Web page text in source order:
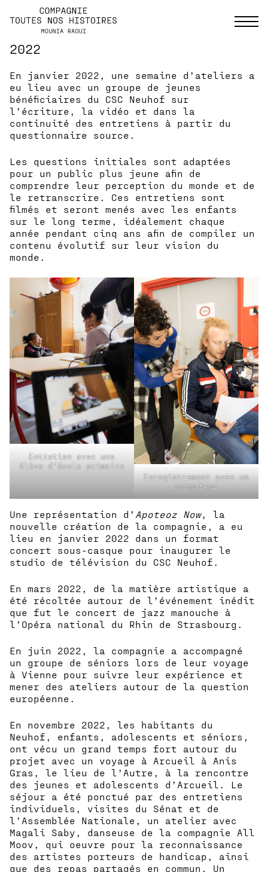
Aller
au
contenu
COMPAGNIE TOUTES NOS HISTOIRES
LA COMPAGNIE TOUTES NOS HISTOIRES
ÉCRITURE CONTEMPORAINE, MUSIQUE ET
THÉÂTRE. ELLE MÈNE UN VOLET D'ACTIONS
CULTURELLES DESTINÉ À L'ÉCHELLE
NATIONALE : UN CHANTIER ARTISTIQUE DE
RÉCONCILIATION NATIONALE ETC
2022
En janvier 2022, une semaine d’ateliers a
eu lieu avec un groupe de jeunes
bénéficiaires du CSC Neuhof sur
l’écriture, la vidéo et dans la
continuité des entretiens à partir du
questionnaire source.
Les questions initiales sont adaptées
pour un public plus jeune afin de
comprendre leur perception du monde et de
le retranscrire. Ces entretiens sont
filmés et seront menés avec les enfants
sur le long terme, idéalement chaque
année pendant cinq ans afin de compiler un
contenu évolutif sur leur vision du
monde.
Entretien avec une
élève d’école primaire
Enregistrement avec un
animateur
Une représentation d’ Apoteoz Now, la
nouvelle création de la compagnie, a eu
lieu en janvier 2022 dans un format
concert sous-casque pour inaugurer le
studio de télévision du CSC Neuhof.
En mars 2022, de la matière artistique a
été récoltée autour de l’événement inédit
que fut le concert de jazz manouche à
l’Opéra national du Rhin de Strasbourg.
En juin 2022, la compagnie a accompagné
un groupe de séniors lors de leur voyage
à Vienne pour suivre leur expérience et
mener des ateliers autour de la question
européenne.
En novembre 2022, les habitants du
Neuhof, enfants, adolescents et séniors,
ont vécu un grand temps fort autour du
projet avec un voyage à Arcueil à Anis
Gras, le lieu de l’Autre, à la rencontre
des jeunes et adolescents d’Arcueil. Le
séjour a été ponctué par des entretiens
individuels, visites du Sénat et de
l’Assemblée Nationale, un atelier avec
Magali Saby, danseuse de la compagnie All
Moov, qui oeuvre pour la reconnaissance
des artistes porteurs de handicap, ainsi
que des repas partagés en commun. Un